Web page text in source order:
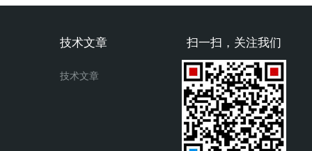
扫一扫，关注我们
技术文章
技术文章